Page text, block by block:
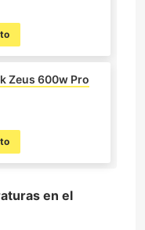
Zeus 600w Pro
en el